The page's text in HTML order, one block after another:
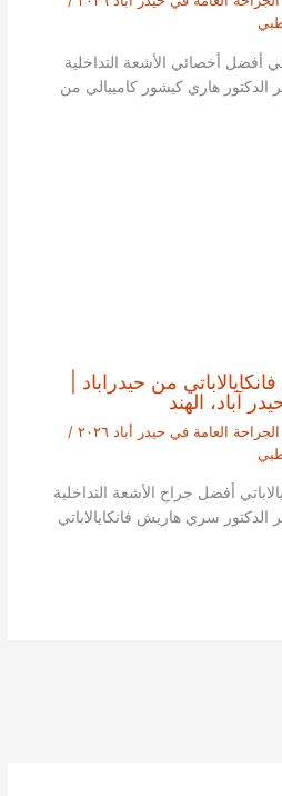
أفضل أخصائي الأشعة التداخلية
الدكتور هاري كيشور كاميبالي من
من حيدراباد |
آباد، الهند
العامة في حيدر أباد ٢٠٢٦
/
أفضل جراح الأشعة التداخلية
الدكتور سري هاريش فانكايالاباتي